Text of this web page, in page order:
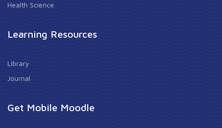
Health Science
Learning Resources
Library
Journal
Get Mobile Moodle